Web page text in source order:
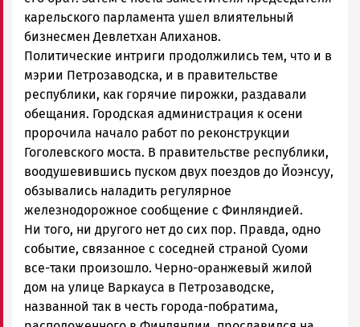
карельского парламента ушел влиятельный
бизнесмен Девлетхан Алиханов.
Политические интриги продолжились тем, что и в
мэрии Петрозаводска, и в правительстве
республики, как горячие пирожки, раздавали
обещания. Городская администрация к осени
пророчила начало работ по реконструкции
Гоголевского моста. В правительстве республики,
воодушевившись пуском двух поездов до Йоэнсуу,
обзывались наладить регулярное
железнодорожное сообщение с Финляндией.
Ни того, ни другого нет до сих пор. Правда, одно
событие, связанное с соседней страной Суоми
все-таки произошло. Черно-оранжевый жилой
дом на улице Варкауса в Петрозаводске,
названной так в честь города-побратима,